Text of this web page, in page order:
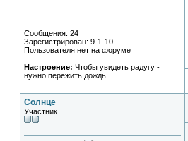
Сообщения: 24
Зарегистрирован: 9-1-10
Пользователя нет на форуме
Настроение: Чтобы увидеть радугу -
нужно пережить дождь
Солнце
Участник